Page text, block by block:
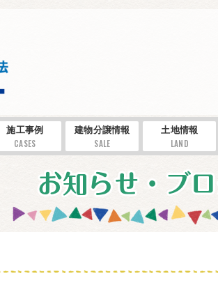
施工事例
CASES
建物分譲情報
SALE
土地情報
LAND